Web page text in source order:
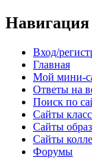
Навигация
Вход/
Главная
Мой мини-
Ответы на
Поиск по
Сайты
Сайты
Сайты
Форумы